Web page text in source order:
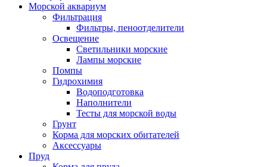
Морской аквариум
Фильтрация
Фильтры, пеноотделители
Освещение
Светильники морские
Лампы морские
Помпы
Гидрохимия
Водоподготовка
Наполнители
Тесты для морской воды
Грунт
Корма для морских обитателей
Аксессуары
Пруд